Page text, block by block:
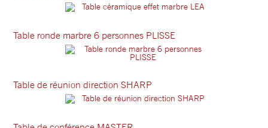
Table ronde marbre 6 personnes PLISSE
Table de réunion direction SHARP